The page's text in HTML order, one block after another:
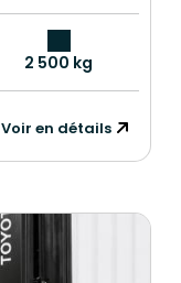
2 500 kg
Voir en détails